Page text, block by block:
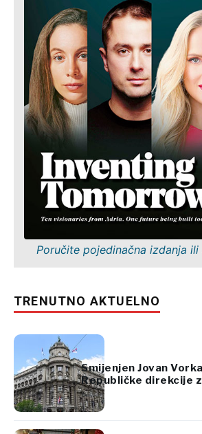
Poručite pojedinačna izdanja
TRENUTNO AKTUELNO
Smijenjen Jovan
Republičke direkcije
Srbije